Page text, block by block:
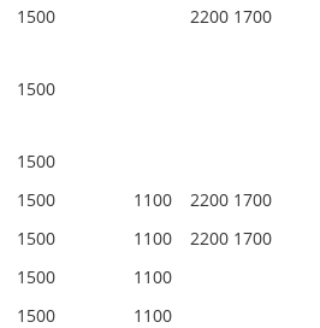
1500 2200 1700
1500
1500
1500 1100 2200 1700
1500 1100 2200 1700
1500
1100
1500
1100